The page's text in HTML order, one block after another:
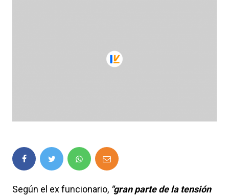
Según el ex funcionario, "gran parte de la tensión